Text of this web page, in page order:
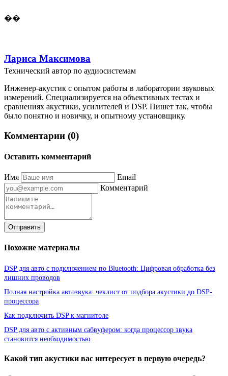
��
Лариса Максимова
Технический автор по аудиосистемам
Инженер-акустик с опытом работы в лаборатории звуковых
измерений. Специализируется на объективных тестах и
сравнениях акустики, усилителей и DSP. Пишет так, чтобы
было понятно и новичку, и опытному установщику.
Комментарии (0)
Оставить комментарий
Имя
Email
Комментарий
Отправить
Похожие материалы
DSP для авто с подключением по Bluetooth: Цифровая обработка без
лишних проводов
Полная настройка автозвука: чеклист от подбора акустики до DSP-
процессора
Как подключить DSP к магнитоле
DSP для авто с активным сабвуфером: когда процессор звука
становится необходимостью
Какой тип акустики вас интересует в первую очередь?